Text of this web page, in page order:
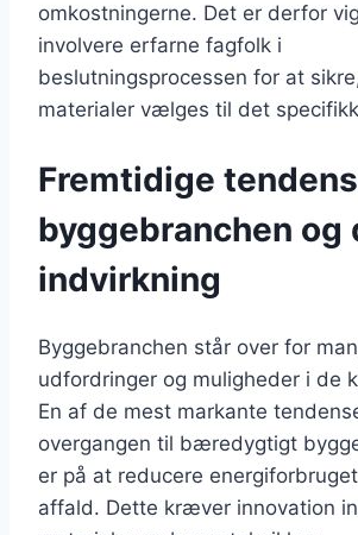
omkostningerne. Det er derfor
involvere erfarne fagfolk i
beslutningsprocessen for at
materialer vælges til det
Fremtidige
byggebranchen og
indvirkning
Byggebranchen står over for
udfordringer og muligheder i de
En af de mest markante
overgangen til bæredygtigt
er på at reducere
affald. Dette kræver innovation